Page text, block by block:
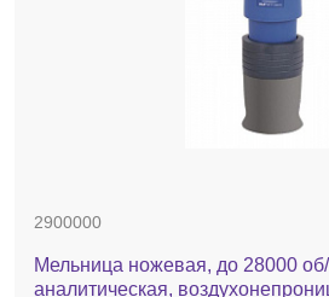
2900000
Мельница ножевая, до 28000
аналитическая,